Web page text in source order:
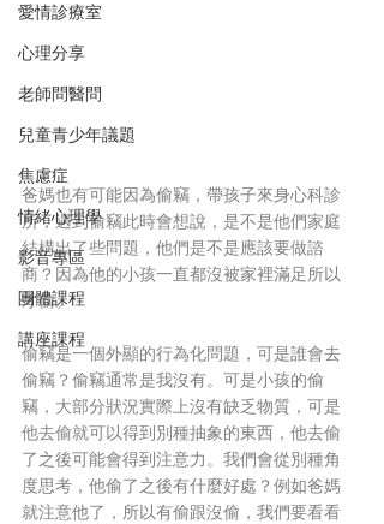
愛情診療室
心理分享
老師問醫問
兒童青少年議題
焦慮症
情緒心理學
影音專區
團體課程
講座課程
爸媽也有可能因為偷竊，帶孩子來身心科診
所，遇到偷竊此時會想說，是不是他們家庭
結構出了些問題，他們是不是應該要做諮
商？因為他的小孩一直都沒被家裡滿足所以
才偷。
偷竊是一個外顯的行為化問題，可是誰會去
偷竊？偷竊通常是我沒有。可是小孩的偷
竊，大部分狀況實際上沒有缺乏物質，可是
他去偷就可以得到別種抽象的東西，他去偷
了之後可能會得到注意力。我們會從別種角
度思考，他偷了之後有什麼好處？例如爸媽
就注意他了，所以有偷跟沒偷，我們要看看